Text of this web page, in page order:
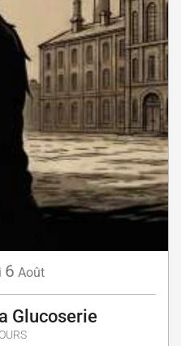
6 Août
Glucoserie